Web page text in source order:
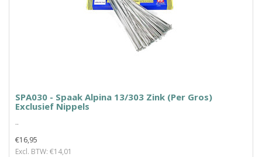
SPA030 - Spaak Alpina 13/303 Zink (Per Gros)
Exclusief Nippels
..
€16,95
Excl. BTW: €14,01